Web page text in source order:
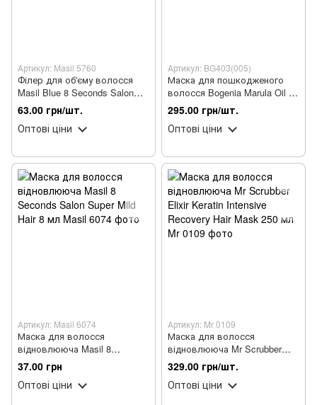
Артикул: Masil 5760
Філер для об'єму волосся
Masil Blue 8 Seconds Salon
Hair Volume Ampoule 15 мл
63.00 грн/шт.
Оптові ціни
Артикул: BG403(005)
Маска для пошкодженого
волосся Bogenia Marula Oil з
олією марули професійна 300
мл
295.00 грн/шт.
Оптові ціни
Артикул: Masil 6074
Маска для волосся
відновлююча Masil 8
Seconds Salon Super Mild Hair
8 мл
37.00 грн
Оптові ціни
Артикул: Mr 0109
Маска для волосся
відновлююча Mr Scrubber
Elixir Keratin Intensive
Recovery Hair Mask 250 мл
329.00 грн/шт.
Оптові ціни